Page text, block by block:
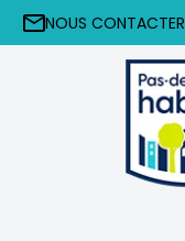
NOUS CONTACTER